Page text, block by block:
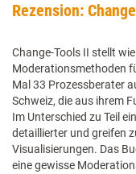
Rezension:
Change-Tools II stellt
Moderationsmethoden
Mal 33 Prozessberater
Schweiz, die aus ihrem
Im Unterschied zu Teil
detaillierter und greifen
Visualisierungen. Das
eine gewisse